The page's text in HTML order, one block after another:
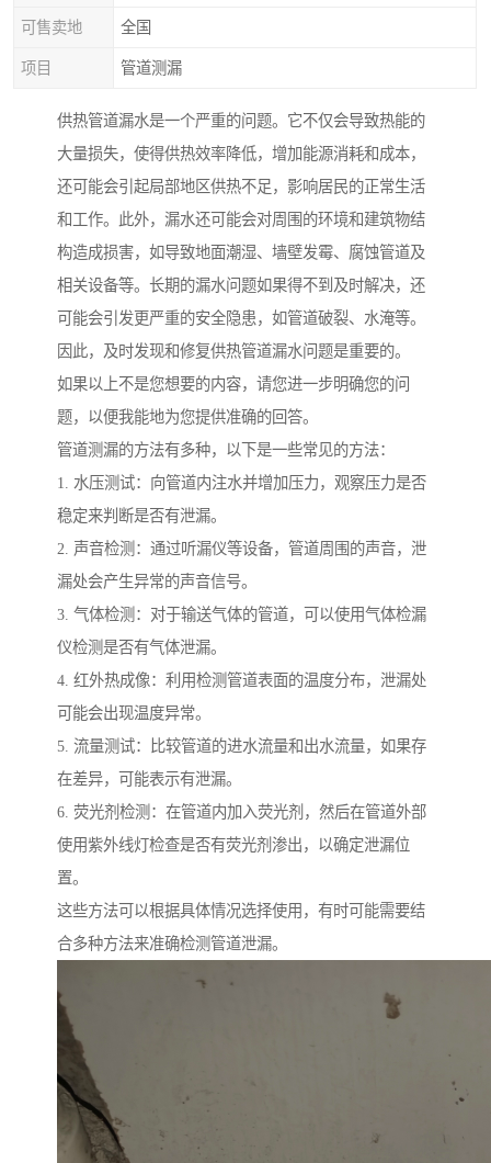
可售卖地 全国
项目 管道测漏
供热管道漏水是一个严重的问题。它不仅会导致热能的
大量损失，使得供热效率降低，增加能源消耗和成本，
还可能会引起局部地区供热不足，影响居民的正常生活
和工作。此外，漏水还可能会对周围的环境和建筑物结
构造成损害，如导致地面潮湿、墙壁发霉、腐蚀管道及
相关设备等。长期的漏水问题如果得不到及时解决，还
可能会引发更严重的安全隐患，如管道破裂、水淹等。
因此，及时发现和修复供热管道漏水问题是重要的。
如果以上不是您想要的内容，请您进一步明确您的问
题，以便我能地为您提供准确的回答。
管道测漏的方法有多种，以下是一些常见的方法：
1. 水压测试：向管道内注水并增加压力，观察压力是否
稳定来判断是否有泄漏。
2. 声音检测：通过听漏仪等设备，管道周围的声音，泄
漏处会产生异常的声音信号。
3. 气体检测：对于输送气体的管道，可以使用气体检漏
仪检测是否有气体泄漏。
4. 红外热成像：利用检测管道表面的温度分布，泄漏处
可能会出现温度异常。
5. 流量测试：比较管道的进水流量和出水流量，如果存
在差异，可能表示有泄漏。
6. 荧光剂检测：在管道内加入荧光剂，然后在管道外部
使用紫外线灯检查是否有荧光剂渗出，以确定泄漏位
置。
这些方法可以根据具体情况选择使用，有时可能需要结
合多种方法来准确检测管道泄漏。